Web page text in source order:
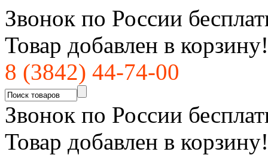
Звонок по России
Товар добавлен в корзину!
8 (3842) 44-74-00
Звонок по России
Товар добавлен в корзину!